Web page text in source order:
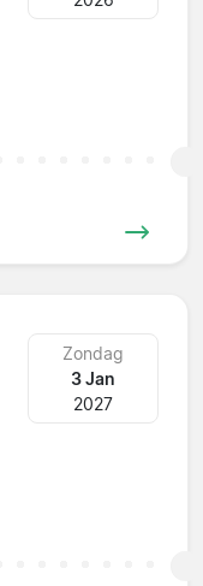
Zondag
3 Jan
2027